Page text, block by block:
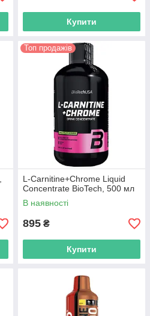
Купити
Топ продажів
L-Carnitine+Chrome Liquid
Concentrate BioTech, 500 мл
В наявності
895 ₴
Купити